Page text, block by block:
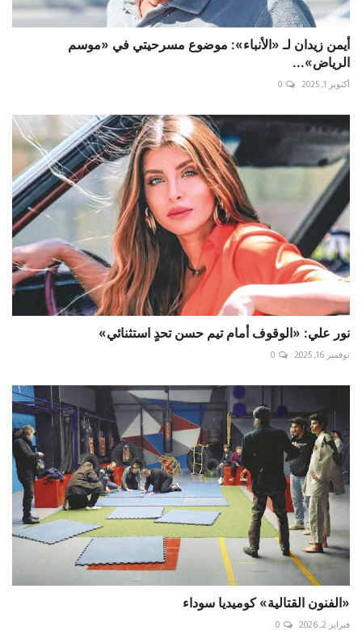
أيمن زيدان لـ «الأنباء»: موضوع مسرحيتي في «موسم
الرياض»...
أكتوبر 1, 2025 0
نور علي: «الوقوف أمام تيم حسن تحدٍ استثنائي»
نوفمبر 16, 2025 0
«الفنون القتالية» كوميديا سوداء
فبراير 2, 2026 0